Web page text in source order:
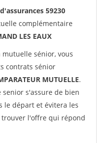
59230
complémentaire
LES EAUX
sénior, vous
contrats sénior
MUTUELLE.
s'assure de bien
le départ et évitera les
trouver l'offre qui répond